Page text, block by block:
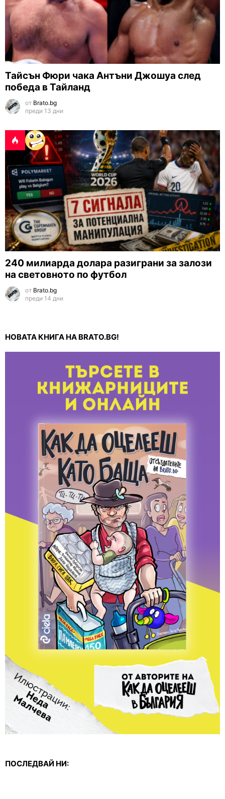
Тайсън Фюри чака Антъни Джошуа след
победа в Тайланд
от Brato.bg
преди 13 дни
240 милиарда долара разиграни за залози
на световното по футбол
от Brato.bg
преди 14 дни
НОВАТА КНИГА НА BRATO.BG!
ПОСЛЕДВАЙ НИ: